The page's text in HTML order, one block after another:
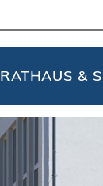
RATHAUS &